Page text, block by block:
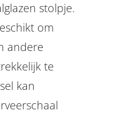
stolpje.
om
andere
te
kan